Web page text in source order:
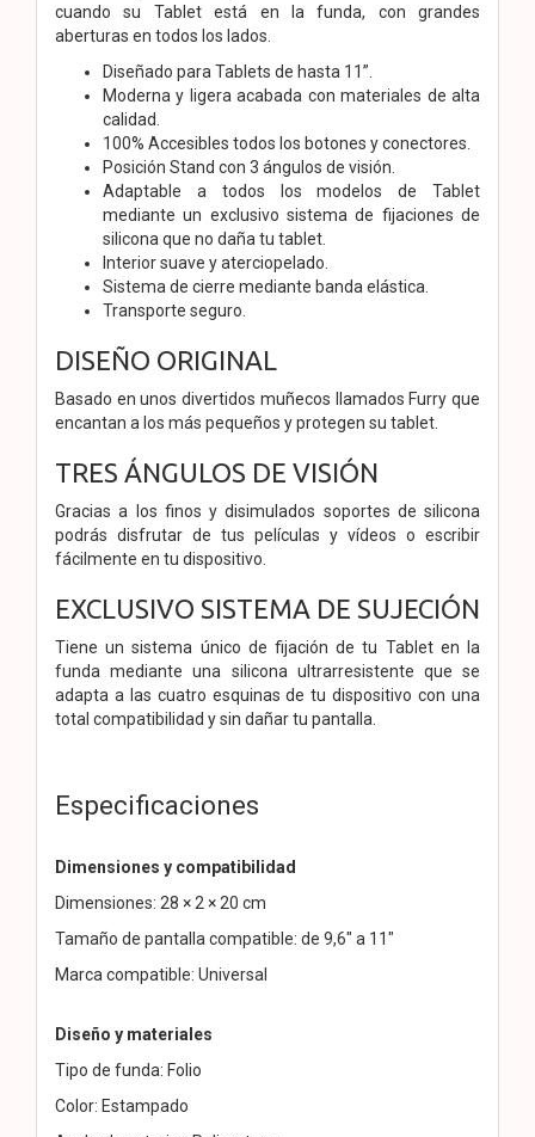
cuando su Tablet está en la funda, con grandes
aberturas en todos los lados.
Diseñado para Tablets de hasta 11”.
Moderna y ligera acabada con materiales de alta
calidad.
100% Accesibles todos los botones y conectores.
Posición Stand con 3 ángulos de visión.
Adaptable a todos los modelos de Tablet
mediante un exclusivo sistema de fijaciones de
silicona que no daña tu tablet.
Interior suave y aterciopelado.
Sistema de cierre mediante banda elástica.
Transporte seguro.
DISEÑO ORIGINAL
Basado en unos divertidos muñecos llamados Furry que
encantan a los más pequeños y protegen su tablet.
TRES ÁNGULOS DE VISIÓN
Gracias a los finos y disimulados soportes de silicona
podrás disfrutar de tus películas y vídeos o escribir
fácilmente en tu dispositivo.
EXCLUSIVO SISTEMA DE SUJECIÓN
Tiene un sistema único de fijación de tu Tablet en la
funda mediante una silicona ultrarresistente que se
adapta a las cuatro esquinas de tu dispositivo con una
total compatibilidad y sin dañar tu pantalla.
Especificaciones
Dimensiones y compatibilidad
Dimensiones: 28 × 2 × 20 cm
Tamaño de pantalla compatible: de 9,6" a 11"
Marca compatible: Universal
Diseño y materiales
Tipo de funda: Folio
Color: Estampado